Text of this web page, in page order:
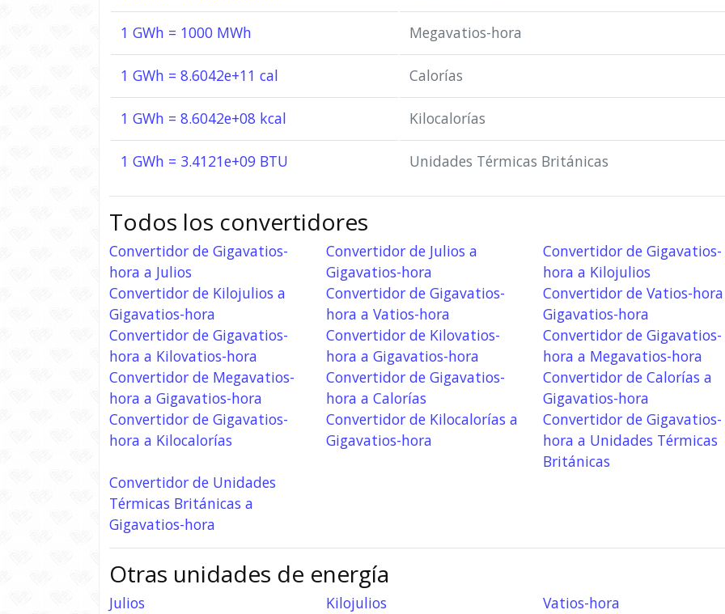
1 GWh = 1000 MWh Megavatios-hora
1 GWh = 8.6042e+11 cal Calorías
1 GWh = 8.6042e+08 kcal Kilocalorías
1 GWh = 3.4121e+09 BTU Unidades Térmicas Británicas
Todos los convertidores
Convertidor de Gigavatios-
hora a Julios
Convertidor de Julios a
Gigavatios-hora
Convertidor de Gigavatios-
hora a Kilojulios
Convertidor de Kilojulios a
Gigavatios-hora
Convertidor de Gigavatios-
hora a Vatios-hora
Convertidor de Vatios-
Gigavatios-hora
Convertidor de Gigavatios-
hora a Kilovatios-hora
Convertidor de Kilovatios-
hora a Gigavatios-hora
Convertidor de Gigavatios-
hora a Megavatios-hora
Convertidor de Megavatios-
hora a Gigavatios-hora
Convertidor de Gigavatios-
hora a Calorías
Convertidor de Calorías a
Gigavatios-hora
Convertidor de Gigavatios-
hora a Kilocalorías
Convertidor de Kilocalorías a
Gigavatios-hora
Convertidor de Gigavatios-
hora a Unidades Térmicas
Británicas
Convertidor de Unidades
Térmicas Británicas a
Gigavatios-hora
Otras unidades de energía
Julios Kilojulios
Vatios-hora